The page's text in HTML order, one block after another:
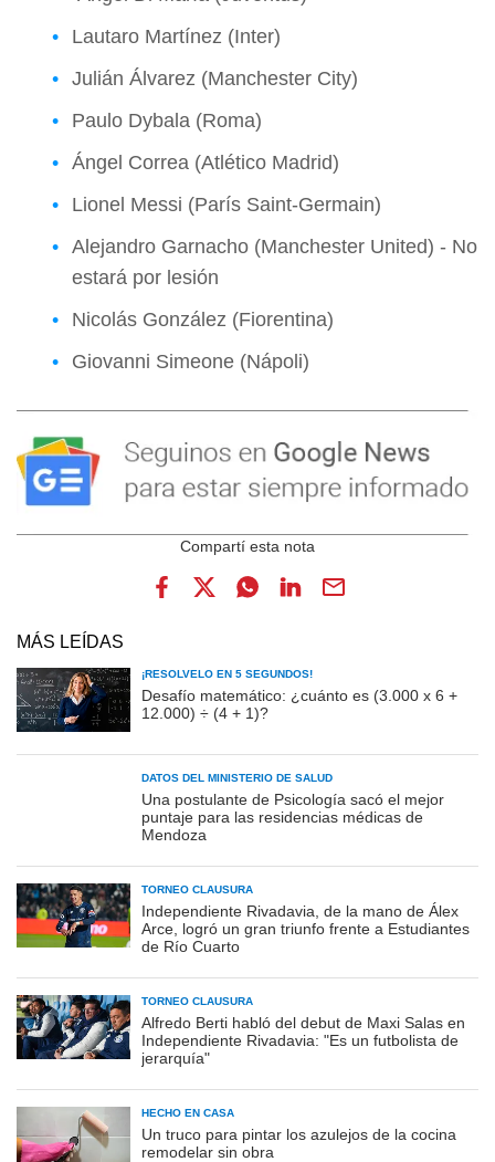
Lautaro Martínez (Inter)
Julián Álvarez (Manchester City)
Paulo Dybala (Roma)
Ángel Correa (Atlético Madrid)
Lionel Messi (París Saint-Germain)
Alejandro Garnacho (Manchester United) - No
estará por lesión
Nicolás González (Fiorentina)
Giovanni Simeone (Nápoli)
MÁS LEÍDAS
¡RESOLVELO EN 5 SEGUNDOS!
Desafío matemático: ¿cuánto es (3.000 x 6 +
12.000) ÷ (4 + 1)?
DATOS DEL MINISTERIO DE SALUD
Una postulante de Psicología sacó el mejor
puntaje para las residencias médicas de
Mendoza
TORNEO CLAUSURA
Independiente Rivadavia, de la mano de Álex
Arce, logró un gran triunfo frente a Estudiantes
de Río Cuarto
TORNEO CLAUSURA
Alfredo Berti habló del debut de Maxi Salas en
Independiente Rivadavia: "Es un futbolista de
jerarquía"
HECHO EN CASA
Un truco para pintar los azulejos de la cocina
remodelar sin obra